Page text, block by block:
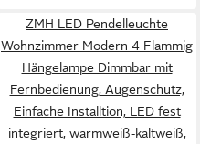
ZMH LED Pendelleuchte
Wohnzimmer Modern 4 Flammig
Hängelampe Dimmbar mit
Fernbedienung, Augenschutz,
Einfache Installtion, LED fest
integriert, warmweiß-kaltweiß,